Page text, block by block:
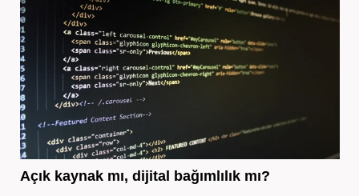
Açık kaynak mı, dijital bağımlılık mı?